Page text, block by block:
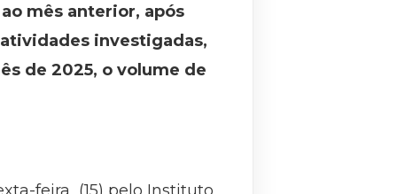
mês anterior, após
investigadas,
de 2025, o volume de